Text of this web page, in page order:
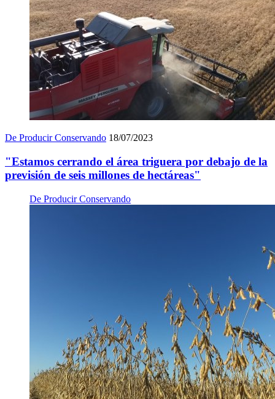
De Producir Conservando 18/07/2023
"Estamos cerrando el área triguera por debajo de la
previsión de seis millones de hectáreas"
De Producir Conservando